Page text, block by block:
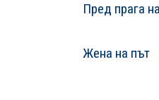
Пред прага
Жена на път